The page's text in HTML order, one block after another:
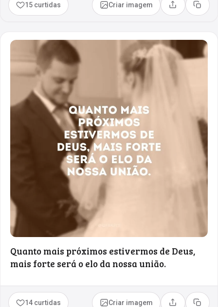
15 curtidas Criar imagem Compartilhar
Copiar
Quanto mais próximos estivermos de Deus,
mais forte será o elo da nossa união.
14 curtidas Criar imagem